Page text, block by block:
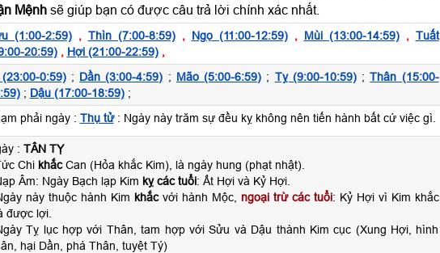
Mệnhsẽ giúp bạn có được câu trả lời chính xác nhất.
(1:00-2:59), Thìn (7:00-8:59), Ngọ (11:00-12:59), Mùi (13:00-14:59), Tuất
20:59), Hợi (21:00-22:59),
0:59); Dần (3:00-4:59) ; Mão (5:00-6:59) ; Tỵ (9:00-10:59);Thân (15:00-
; Dậu (17:00-18:59);
phải ngày : Thụ tử: Ngày này trăm sự đều kỵ không nên tiến hành bất cứ việc gì.
: TÂN TỴ
Chi khắcCan (Hỏa khắc Kim), là ngày hung (phạt nhật).
Âm: Ngày Bạch lạp Kim kỵ các tuổi: Ất Hợi và Kỷ Hợi.
này thuộc hành Kim khắcvới hành Mộc, ngoại trừ các tuổi: Kỷ Hợi vì Kim khắc
được lợi.
Tỵ lục hợp với Thân, tam hợp với Sửu và Dậu thành Kim cục (Xung Hợi, hình
hại Dần, phá Thân, tuyệt Tý)